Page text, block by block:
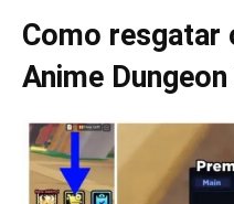
Como resgatar
Anime